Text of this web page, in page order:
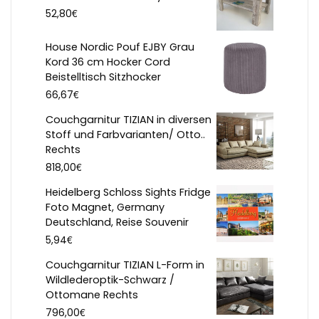
52,80€
House Nordic Pouf EJBY Grau
Kord 36 cm Hocker Cord
Beistelltisch Sitzhocker
66,67€
Couchgarnitur TIZIAN in diversen
Stoff und Farbvarianten/ Otto..
Rechts
818,00€
Heidelberg Schloss Sights Fridge
Foto Magnet, Germany
Deutschland, Reise Souvenir
5,94€
Couchgarnitur TIZIAN L-Form in
Wildlederoptik-Schwarz /
Ottomane Rechts
796,00€